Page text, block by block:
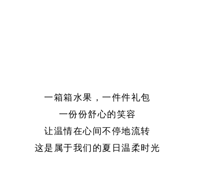
一箱箱水果，一件件礼包
一份份舒心的笑容
让温情在心间不停地流转
这是属于我们的夏日温柔时光